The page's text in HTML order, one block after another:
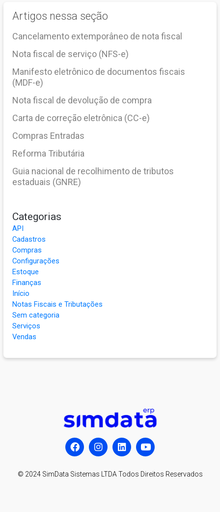
Artigos nessa seção
Cancelamento extemporâneo de nota fiscal
Nota fiscal de serviço (NFS-e)
Manifesto eletrônico de documentos fiscais
(MDF-e)
Nota fiscal de devolução de compra
Carta de correção eletrônica (CC-e)
Compras Entradas
Reforma Tributária
Guia nacional de recolhimento de tributos
estaduais (GNRE)
Categorias
API
Cadastros
Compras
Configurações
Estoque
Finanças
Início
Notas Fiscais e Tributações
Sem categoria
Serviços
Vendas
© 2024 SimData Sistemas LTDA Todos Direitos Reservados